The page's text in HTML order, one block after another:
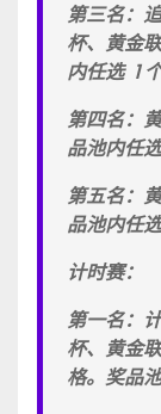
第三名：
杯、黄金
内任选 1 个
第四名：
品池内任
第五名：
品池内任
计时赛：
第一名：
杯、黄金
格。奖品